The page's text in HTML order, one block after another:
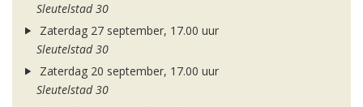
Sleutelstad 30
Zaterdag 27 september, 17.00 uur
Sleutelstad 30
Zaterdag 20 september, 17.00 uur
Sleutelstad 30